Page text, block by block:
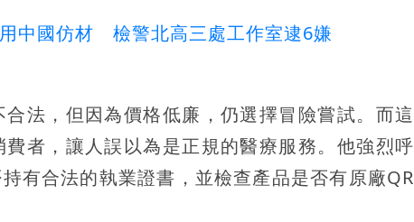
中國仿材 檢警北高三處工作室逮6嫌
法，但因為價格低廉，仍選擇冒險嘗試。而這
者，讓人誤以為是正規的醫療服務。他強烈呼
有合法的執業證書，並檢查產品是否有原廠QR